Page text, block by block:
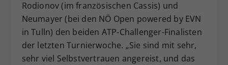
Rodionov (im französischen Cassis) und
Neumayer (bei den NÖ Open powered by EVN
in Tulln) den beiden ATP-Challenger-Finalisten
der letzten Turnierwoche. „Sie sind mit sehr,
sehr viel Selbstvertrauen angereist, und das